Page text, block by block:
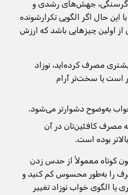
گرسنگی، جهش‌های رشدی و
این حال اگر الگویی تکرارشونده
از اولین چیزهایی باشد که ارزش
مصرف کرده‌اید، نوزاد
است یا سخت‌تر آرام
به‌وضوح دشوارتر می‌شود.
مصرف کافئین‌تان در آن
بوده است.
کوتاه معمولاً از حدس زدن
را به‌طور محسوس کم کنید و
یا الگوی خواب نوزاد تغییر